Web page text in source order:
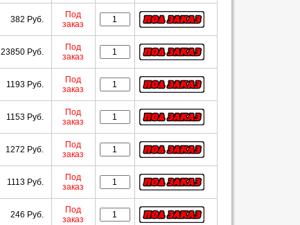
382 Руб.
Под
заказ
23850 Руб.
Под
заказ
1193 Руб.
Под
заказ
1153 Руб.
Под
заказ
1272 Руб.
Под
заказ
1113 Руб.
Под
заказ
246 Руб.
Под
заказ